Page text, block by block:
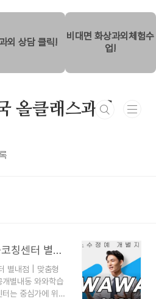
외 상담 클릭!
비대면 화상과외체험수
업!
올클래스과외
남양주 별내동 와와학습코칭센터 별내점 | 맞춤형 학습코칭으로 성적 향상 비결 공개
별내점 | 맞춤형
별내동 와와학습
는 중심가에 위치